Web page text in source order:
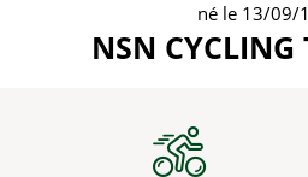
né le 13/09/
NSN CYCLING